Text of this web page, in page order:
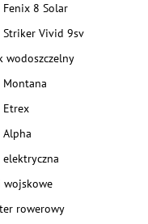
Fenix 8 Solar
Striker Vivid 9sv
wodoszczelny
Montana
Etrex
Alpha
elektryczna
wojskowe
rowerowy